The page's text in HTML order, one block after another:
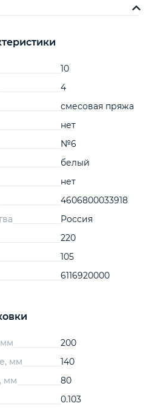
10
4
смесовая пряжа
нет
№6
белый
нет
4606800033918
Россия
220
105
6116920000
мм
200
мм
140
мм
80
0.103